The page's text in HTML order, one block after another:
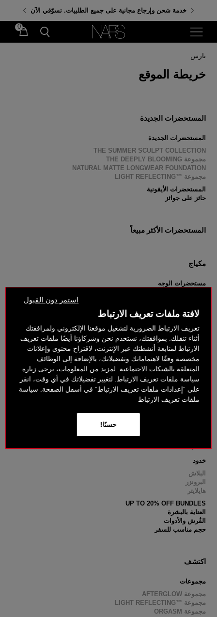
احصلي على هدايا مجانية عند إنفاق 350 ر.س. باستخدام
الكود: GIFTS
خدمة شحن وإرجاع مجانية على جميع الطلبيات. تسوّقي الآن
0
استمر دون القبول
لافتة ملفات تعريف الارتباط
تعريف الارتباط الضرورية لتشغيل موقعنا الإلكتروني ولمرافقتك
أثناء تنقلك. بموافقتك، نستخدم نحن وشركاؤنا أيضًا ملفات تعريف
الارتباط لمتابعة أنشطتك عبر الإنترنت، لاقتراح محتوى وإعلانات
مخصصة وفقًا لاهتماماتك وتفضيلاتك، بالإضافة إلى الوظائف
المتعلقة بالشبكات الاجتماعية. لمزيد من المعلومات، يرجى زيارة
سياسة ملفات تعريف الارتباط. لتغيير تفضيلاتك في أي وقت، انقر
على “إعدادات ملفات تعريف الارتباط” في أسفل الصفحة. سياسة
ملفات تعريف الارتباط
حسنًا!
نارس
خريطة الموقع
المستحضرات الجديدة
المستحضرات الجديدة
THE SUMMER SCULPT COLLECTION
مجموعة THE DEEPLY BLOOMING
NATURAL MATTE LONGWEAR FOUNDATION
مجموعة ™LIGHT REFLECTING
المستحضرات الأيقونية
حائز على جوائز
المستحضرات الأكثر مبيعاً
مكياج
مستحضرات الوجه
الكونسيلر
بودرات
مستحضرات العيون
ظلال العيون
باليتات العيون
ماسكارا
الآيلاينر
الحواجب
خدود
البلاش
البرونزر
هايلايتر
UP TO 20% OFF BUNDLES
العناية بالبشرة
الفُرش والأدوات
حجم مناسب للسفر
اكتشف
مجموعات
مجموعة AFTERGLOW
مجموعة ™LIGHT REFLECTING
مجموعة ORGASM